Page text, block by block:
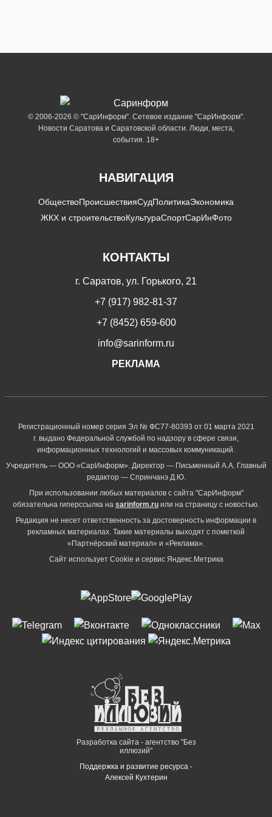
© 2006-2026 © "СарИнформ". Сетевое издание "СарИнформ".
Новости Саратова и Саратовской области. Люди, места,
события. 18+
НАВИГАЦИЯ
ОбществоПроисшествияСудПолитикаЭкономика
ЖКХ и строительствоКультураСпортСарИнФото
КОНТАКТЫ
г. Саратов, ул. Горького, 21
+7 (917) 982-81-37
+7 (8452) 659-600
info@sarinform.ru
РЕКЛАМА
Регистрационный номер серия Эл № ФС77-80393 от 01 марта 2021
г. выдано Федеральной службой по надзору в сфере связи,
информационных технологий и массовых коммуникаций.
Учредитель — ООО «СарИнформ». Директор — Письменный А.А. Главный
редактор — Спринчанэ Д.Ю.
При использовании любых материалов с сайта "СарИнформ"
обязательна гиперссылка на sarinform.ru или на страницу с новостью.
Редакция не несет ответственность за достоверность информации в
рекламных материалах. Такие материалы выходят с пометкой
«Партнёрский материал» и «Реклама».
Сайт использует Cookie и сервиc Яндекс.Метрика
Разработка сайта - агентство "Без
иллюзий"
Поддержка и развитие ресурса -
Алексей Кухтерин